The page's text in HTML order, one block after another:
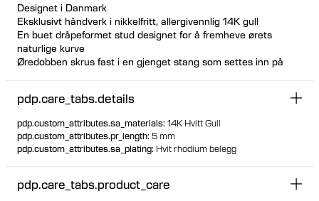
Designet i Danmark
Eksklusivt håndverk i nikkelfritt, allergivennlig 14K gull
En buet dråpeformet stud designet for å fremheve ørets
naturlige kurve
Øredobben skrus fast i en gjenget stang som settes inn på
skive
Designet kan brukes på både venstre og høyre øre etter
ønske Passer for de fleste piercingplasseringer Besøk et av
våre piercingstudioer for å få dette designet piercet
pdp.care_tabs.details
pdp.custom_attributes.sa_materials: 14K Hvitt Gull
pdp.custom_attributes.pr_length: 5 mm
pdp.custom_attributes.sa_plating: Hvit rhodium belegg
pdp.care_tabs.product_care